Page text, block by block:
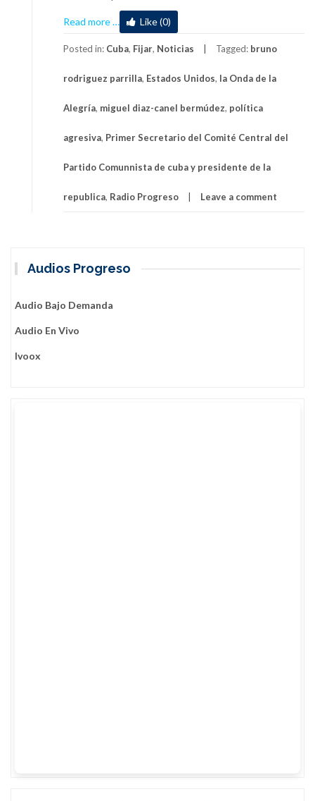
Read more
about
Destinada
al
política
EEUU
Cuba,
presidente
… Like (0)
Posted in: Cuba, Fijar, Noticias Tagged: bruno
rodriguez parrilla, Estados Unidos, la Onda de la
Alegría, miguel diaz-canel bermúdez, política
agresiva, Primer Secretario del Comité Central del
Partido Comunnista de cuba y presidente de la
republica, Radio Progreso Leave a comment
Audios Progreso
Audio Bajo Demanda
Audio En Vivo
Ivoox